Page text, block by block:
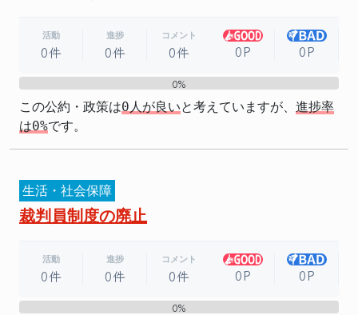
活動
0件
進捗
0件
コメント
0件 0P 0P
0%
この公約・政策は0人が良いと考えていますが、 進捗率
は0%です。
生活・社会保障
裁判員制度の廃止
活動
0件
進捗
0件
コメント
0件 0P 0P
0%